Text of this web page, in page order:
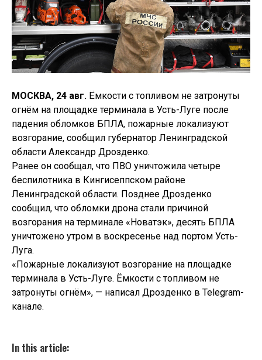
МОСКВА, 24 авг. Ёмкости с топливом не затронуты
огнём на площадке терминала в Усть-Луге после
падения обломков БПЛА, пожарные локализуют
возгорание, сообщил губернатор Ленинградской
области Александр Дрозденко.
Ранее он сообщал, что ПВО уничтожила четыре
беспилотника в Кингисеппском районе
Ленинградской области. Позднее Дрозденко
сообщил, что обломки дрона стали причиной
возгорания на терминале «Новатэк», десять БПЛА
уничтожено утром в воскресенье над портом Усть-
Луга.
«Пожарные локализуют возгорание на площадке
терминала в Усть-Луге. Ёмкости с топливом не
затронуты огнём», — написал Дрозденко в Telegram-
канале.
In this article: